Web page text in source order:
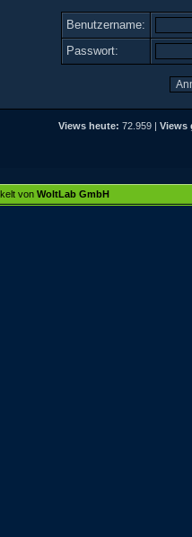
Benutzername:
Passwort:
Views heute: 72.959 | Views
von WoltLab GmbH